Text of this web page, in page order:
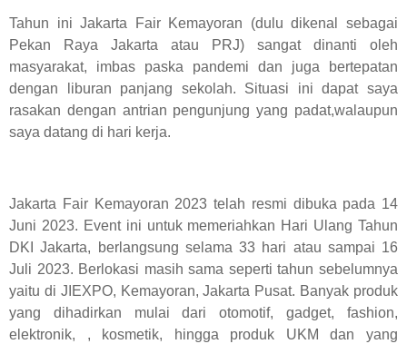
Tahun ini Jakarta Fair Kemayoran (dulu dikenal sebagai
Pekan Raya Jakarta atau PRJ) sangat dinanti oleh
masyarakat, imbas paska pandemi dan juga bertepatan
dengan liburan panjang sekolah. Situasi ini dapat saya
rasakan dengan antrian pengunjung yang padat,walaupun
saya datang di hari kerja.
Jakarta Fair Kemayoran 2023 telah resmi dibuka pada 14
Juni 2023. Event ini untuk memeriahkan Hari Ulang Tahun
DKI Jakarta, berlangsung selama 33 hari atau sampai 16
Juli 2023. Berlokasi masih sama seperti tahun sebelumnya
yaitu di JIEXPO, Kemayoran, Jakarta Pusat. Banyak produk
yang dihadirkan mulai dari otomotif, gadget, fashion,
elektronik, , kosmetik, hingga produk UKM dan yang